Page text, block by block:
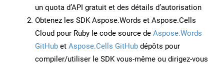
un quota d’API gratuit et des détails d’autorisation
Obtenez les SDK Aspose.Words et Aspose.Cells
Cloud pour Ruby le code source de Aspose.Words
GitHub et Aspose.Cells GitHub dépôts pour
compiler/utiliser le SDK vous-même ou dirigez-vous